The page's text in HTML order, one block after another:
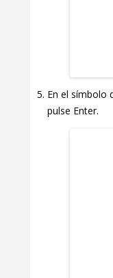
En el símbolo
pulse Enter.